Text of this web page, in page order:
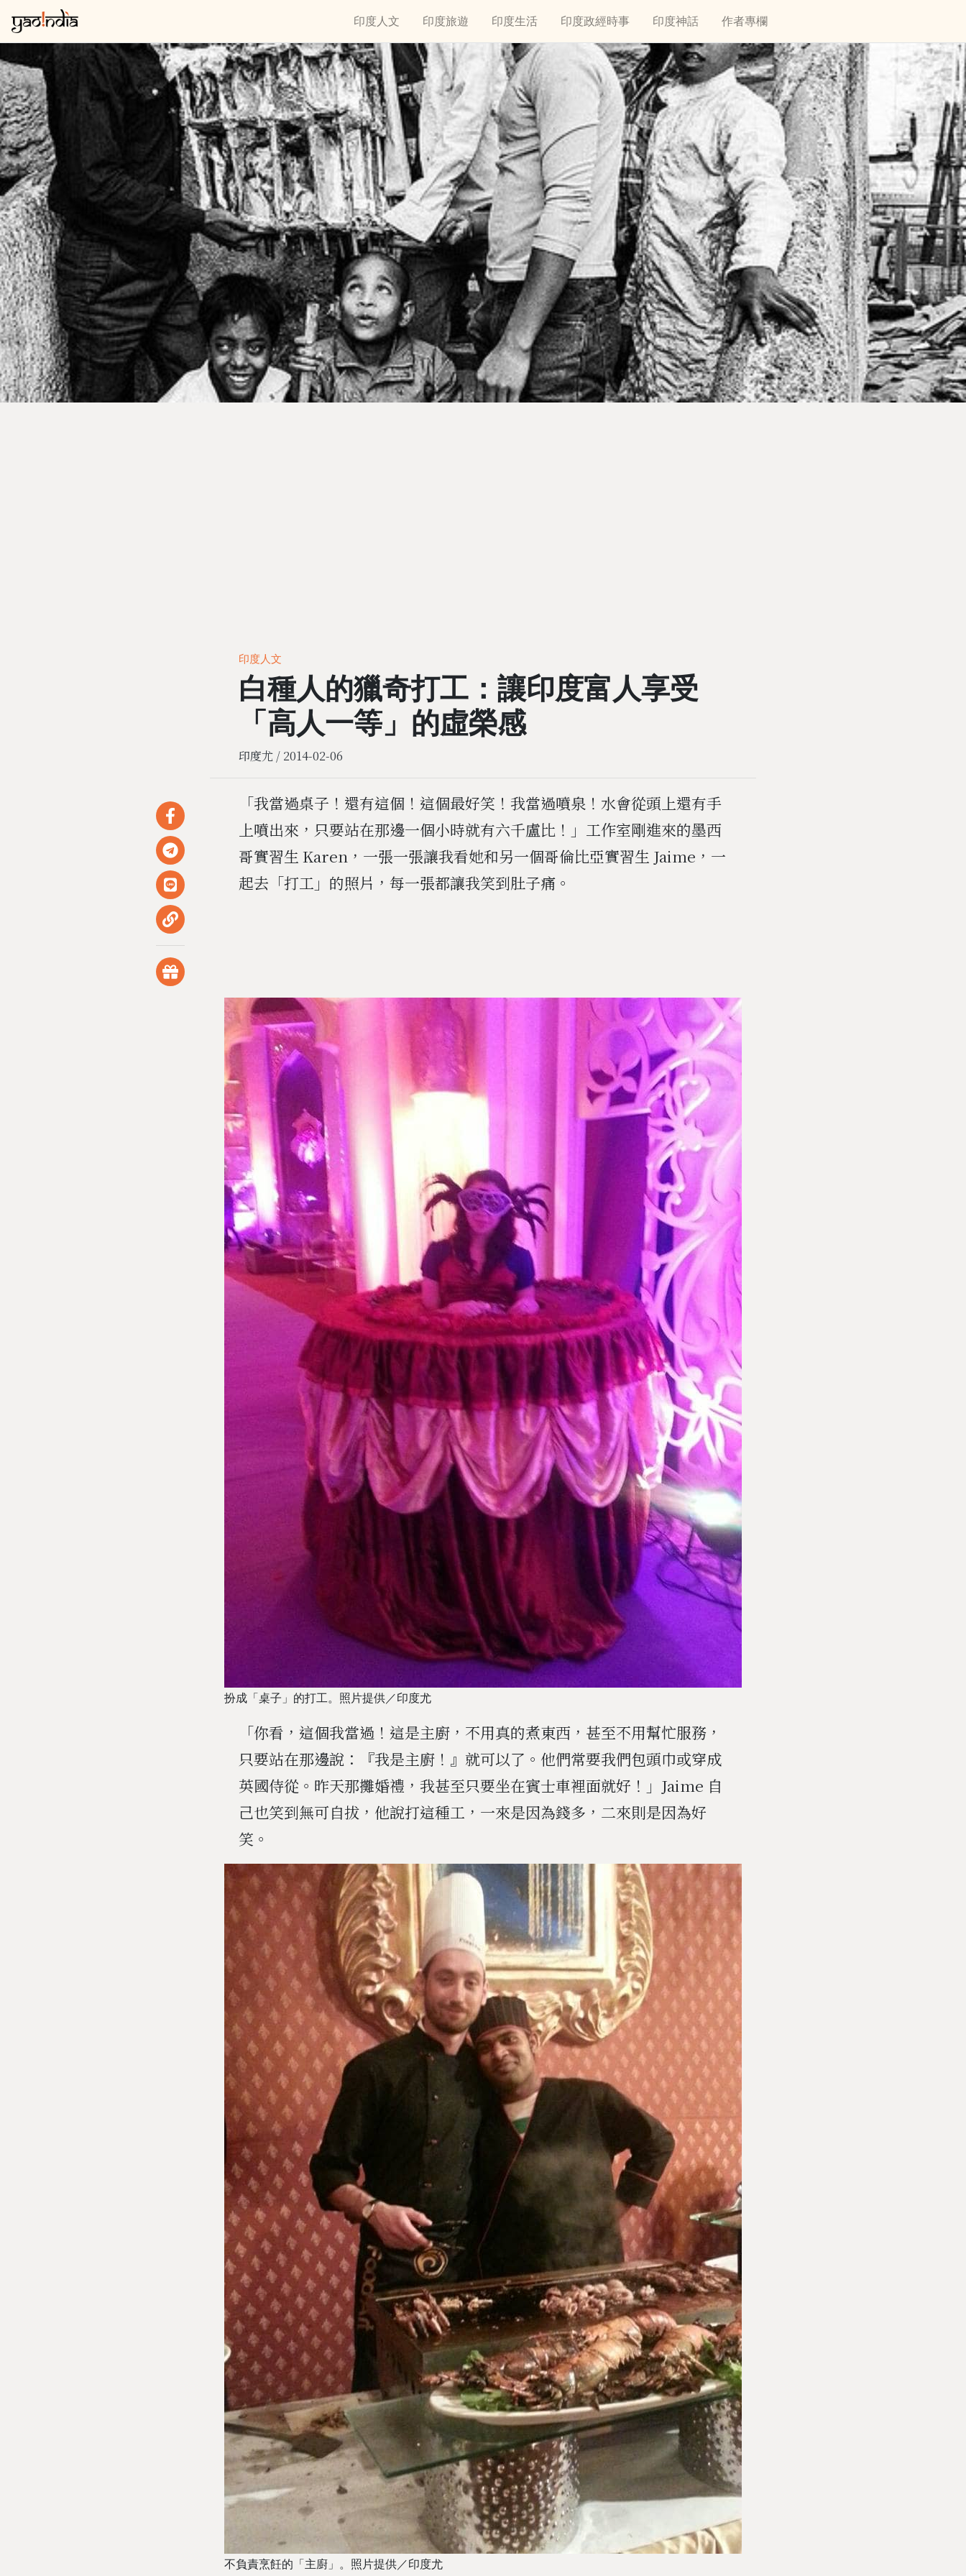
印度人文 印度旅遊 印度生活 印度政經時事 印度神話 作者專欄
印度人文
白種人的獵奇打工：讓印度富人享受
「高人一等」的虛榮感
印度尤 / 2014-02-06
「我當過桌子！還有這個！這個最好笑！我當過噴泉！水會從頭上還有手
上噴出來，只要站在那邊一個小時就有六千盧比！」工作室剛進來的墨西
哥實習生 Karen，一張一張讓我看她和另一個哥倫比亞實習生 Jaime，一
起去「打工」的照片，每一張都讓我笑到肚子痛。
扮成「桌子」的打工。照片提供／印度尤
「你看，這個我當過！這是主廚，不用真的煮東西，甚至不用幫忙服務，
只要站在那邊說：『我是主廚！』就可以了。他們常要我們包頭巾或穿成
英國侍從。昨天那攤婚禮，我甚至只要坐在賓士車裡面就好！」Jaime 自
己也笑到無可自拔，他說打這種工，一來是因為錢多，二來則是因為好
笑。
不負責烹飪的「主廚」。照片提供／印度尤